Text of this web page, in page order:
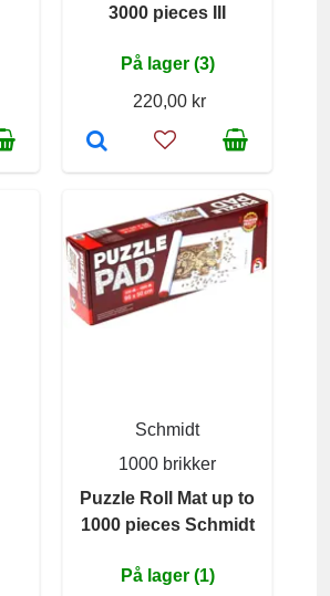
3000 pieces III
På lager (3)
220,00 kr
Schmidt
1000 brikker
Puzzle Roll Mat up to
1000 pieces Schmidt
På lager (1)